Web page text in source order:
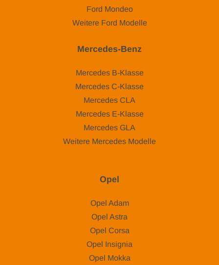
Ford Mondeo
Weitere Ford Modelle
Mercedes-Benz
Mercedes B-Klasse
Mercedes C-Klasse
Mercedes CLA
Mercedes E-Klasse
Mercedes GLA
Weitere Mercedes Modelle
Opel
Opel Adam
Opel Astra
Opel Corsa
Opel Insignia
Opel Mokka